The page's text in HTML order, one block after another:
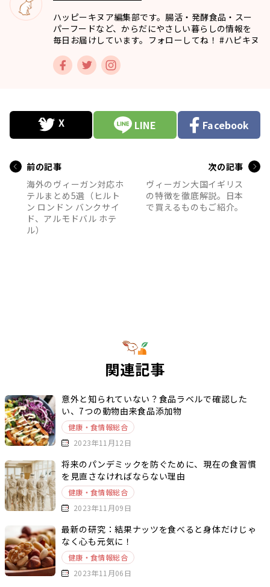
ハッピーキヌア編集部です。腸活・発酵食品・スー
パーフードなど、からだにやさしい暮らしの情報を
毎日お届けしています。フォローしてね！ #ハピキヌ
LINE Facebook
前の記事
海外のヴィーガン対応ホ
テルまとめ5選（ヒルト
ン ロンドン バンクサイ
ド、アルモドバル ホテ
ル）
次の記事
ヴィーガン大国イギリス
の特徴を徹底解説。日本
で買えるものもご紹介。
関連記事
意外と知られていない？食品ラベルで確認した
い、7つの動物由来食品添加物
健康・食情報総合
2023年11月12日
将来のパンデミックを防ぐために、現在の食習慣
を見直さなければならない理由
健康・食情報総合
2023年11月09日
最新の研究：結果ナッツを食べると身体だけじゃ
なく心も元気に！
健康・食情報総合
2023年11月06日